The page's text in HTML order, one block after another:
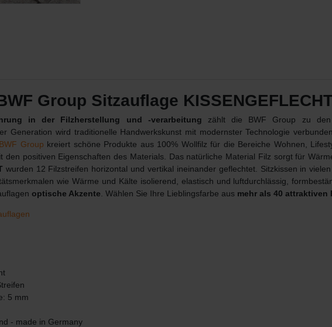
Group Sitzauflage
in der Filzherstellung und -verarbeitung zählt die BWF Group zu den
Generation wird traditionelle Handwerkskunst mit modernster Technologie
Group kreiert schöne Produkte aus 100% Wollfilz für die Bereiche Wohnen,
den positiven Eigenschaften des Materials. Das natürliche Material Filz sorgt für
wurden 12 Filzstreifen horizontal und vertikal ineinander geflechtet. Sitzkissen in
wie Wärme und Kälte isolierend, elastisch und luftdurchlässig,
optische Akzente. Wählen Sie Ihre Lieblingsfarbe aus mehr als 40 attraktiven
5 mm
- made in Germany